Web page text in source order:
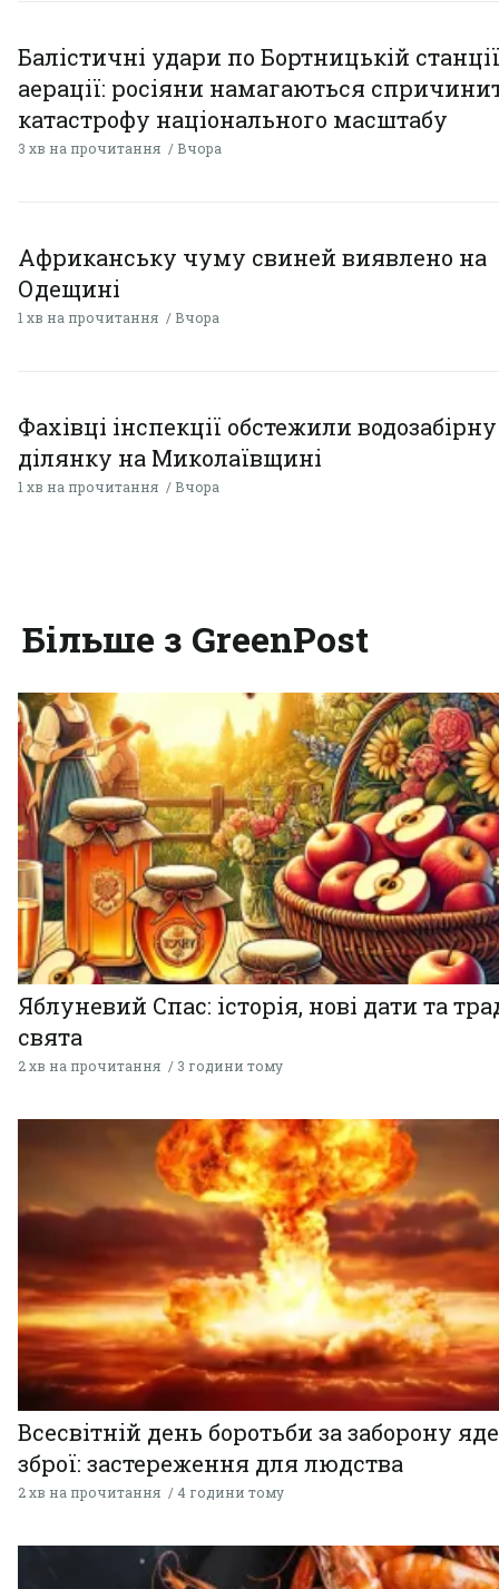
Балістичні удари по Бортницькій станції
аерації: росіяни намагаються
катастрофу національного масштабу
3 хв на прочитання Вчора
Африканську чуму свиней виявлено на
Одещині
1 хв на прочитання Вчора
Фахівці інспекції обстежили водозабірну
ділянку на Миколаївщині
1 хв на прочитання Вчора
Більше з GreenPost
Яблуневий Спас: історія, нові дати та
свята
2 хв на прочитання 3 години тому
Всесвітній день боротьби за заборону
зброї: застереження для людства
2 хв на прочитання 4 години тому